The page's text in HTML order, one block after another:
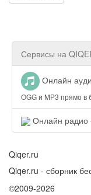
Сервисы на
Онлайн
OGG и MP3 прямо в
Онлайн радио
Qiqer.ru
Qiqer.ru - сборник
©2009-2026